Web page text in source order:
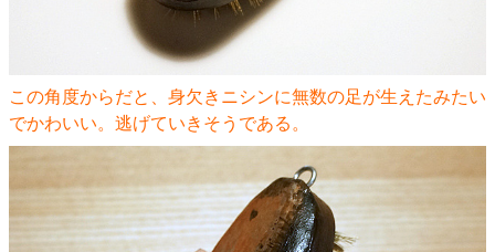
この角度からだと、身欠きニシンに無数の足が生えたみたい
でかわいい。逃げていきそうである。